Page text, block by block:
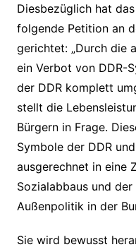
Diesbezüglich hat
folgende Petition an
gerichtet: „Durch die
ein Verbot von DDR-
der DDR komplett
stellt die
Bürgern in Frage.
Symbole der DDR
ausgerechnet in eine
Sozialabbaus und
Außenpolitik in der
Sie wird bewusst